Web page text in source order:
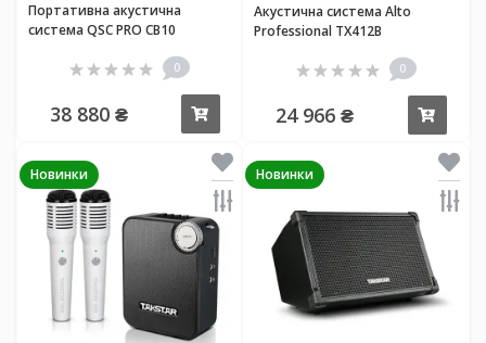
Портативна акустична
система QSC PRO CB10
0
38 880 ₴
Акустична система Alto
Professional TX412B
0
24 966 ₴
Новинки Новинки